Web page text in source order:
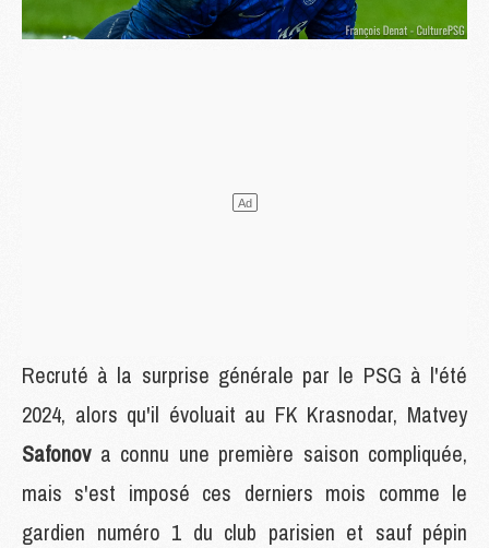
Recruté à la surprise générale par le PSG à l'été
2024, alors qu'il évoluait au FK Krasnodar, Matvey
Safonov a connu une première saison compliquée,
mais s'est imposé ces derniers mois comme le
gardien numéro 1 du club parisien et sauf pépin